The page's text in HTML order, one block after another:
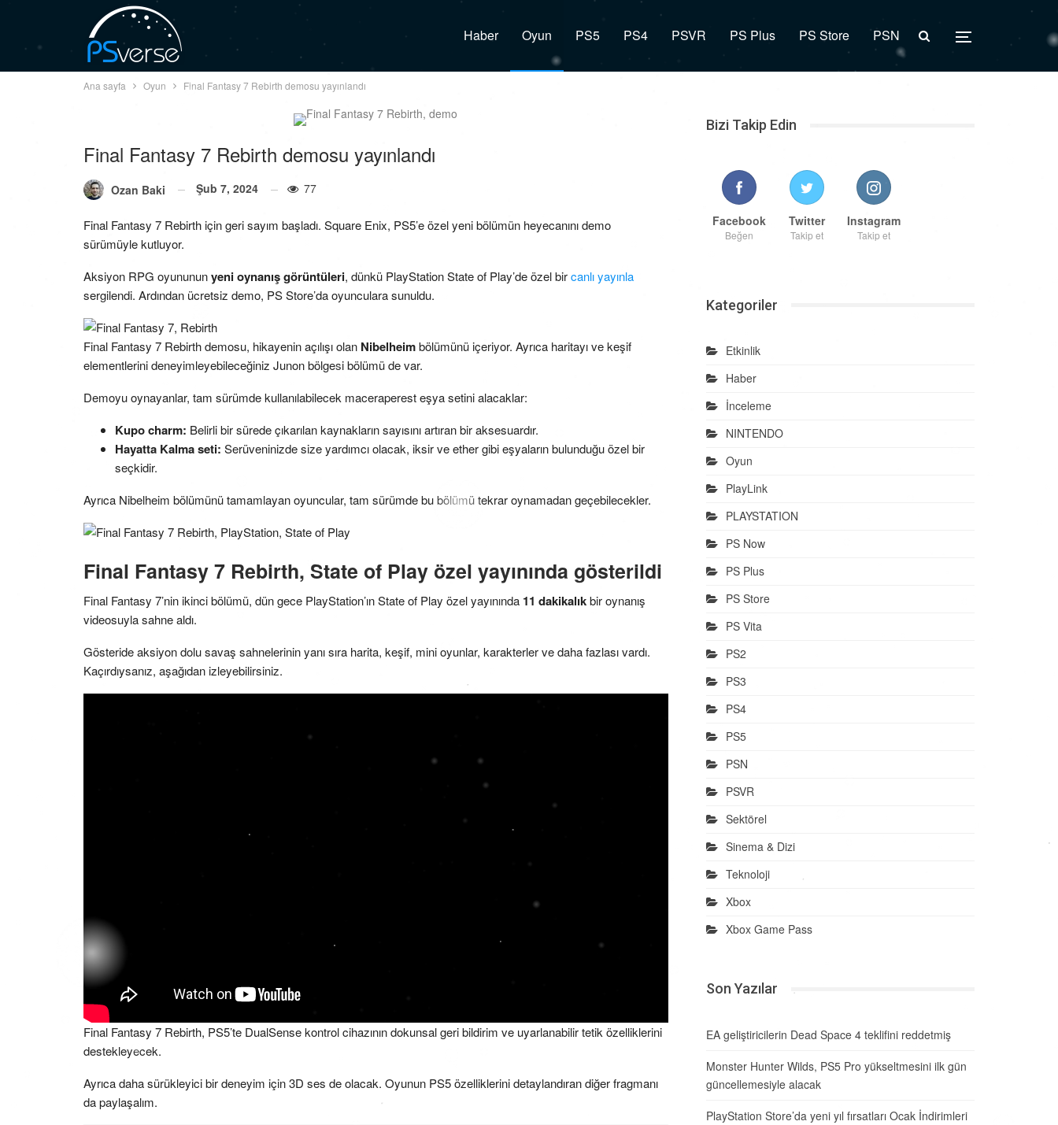
Haber Oyun PS5 PS4 PSVR PS Plus PS Store PSN
Ana sayfa Oyun Final Fantasy 7 Rebirth demosu yayınlandı
Final Fantasy 7 Rebirth demosu yayınlandı
Ozan Baki Şub 7, 2024 77
Final Fantasy 7 Rebirth için geri sayım başladı. Square Enix, PS5’e özel yeni bölümün heyecanını demo
sürümüyle kutluyor.
Aksiyon RPG oyunununyeni oynanış görüntüleri, dünkü PlayStation State of Play’de özel bircanlı yayınla
sergilendi. Ardından ücretsiz demo, PS Store’da oyunculara sunuldu.
Final Fantasy 7 Rebirth demosu, hikayenin açılışı olan Nibelheimbölümünü içeriyor. Ayrıca haritayı ve keşif
elementlerini deneyimleyebileceğiniz Junon bölgesi bölümü de var.
Demoyu oynayanlar, tam sürümde kullanılabilecek maceraperest eşya setini alacaklar:
Kupo charm: Belirli bir sürede çıkarılan kaynakların sayısını artıran bir aksesuardır.
Hayatta Kalma seti: Serüveninizde size yardımcı olacak, iksir ve ether gibi eşyaların bulunduğu özel bir
seçkidir.
Ayrıca Nibelheim bölümünü tamamlayan oyuncular, tam sürümde bu bölümü tekrar oynamadan geçebilecekler.
Final Fantasy 7 Rebirth, State of Play özel yayınında gösterildi
Final Fantasy 7’nin ikinci bölümü, dün gece PlayStation’ın State of Play özel yayınında 11 dakikalıkbir oynanış
videosuyla sahne aldı.
Gösteride aksiyon dolu savaş sahnelerinin yanı sıra harita, keşif, mini oyunlar, karakterler ve daha fazlası vardı.
Kaçırdıysanız, aşağıdan izleyebilirsiniz.
Final Fantasy 7 Rebirth, PS5’te DualSense kontrol cihazının dokunsal geri bildirim ve uyarlanabilir tetik özelliklerini
destekleyecek.
Ayrıca daha sürükleyici bir deneyim için 3D ses de olacak. Oyunun PS5 özelliklerini detaylandıran diğer fragmanı
da paylaşalım.
Bizi Takip Edin
Facebook
Beğen
Twitter
Takip et
Instagram
Takip et
Kategoriler
Etkinlik
Haber
İnceleme
NINTENDO
Oyun
PlayLink
PLAYSTATION
PS Now
PS Plus
PS Store
PS Vita
PS2
PS3
PS4
PS5
PSN
PSVR
Sektörel
Sinema & Dizi
Teknoloji
Xbox
Xbox Game Pass
Son Yazılar
EA geliştiricilerin Dead Space 4 teklifini reddetmiş
Monster Hunter Wilds, PS5 Pro yükseltmesini ilk gün
güncellemesiyle alacak
PlayStation Store’da yeni yıl fırsatları Ocak İndirimleri